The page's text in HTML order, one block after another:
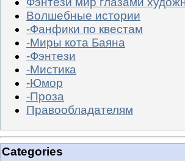
Волшебные истории
-Фанфики по квестам
-Миры кота Баяна
-Фэнтези
-Мистика
-Юмор
-Проза
Правообладателям
Categories